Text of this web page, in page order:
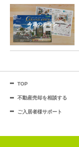
今週のチラシ
TOP
不動産売却を相談する
ご入居者様サポート